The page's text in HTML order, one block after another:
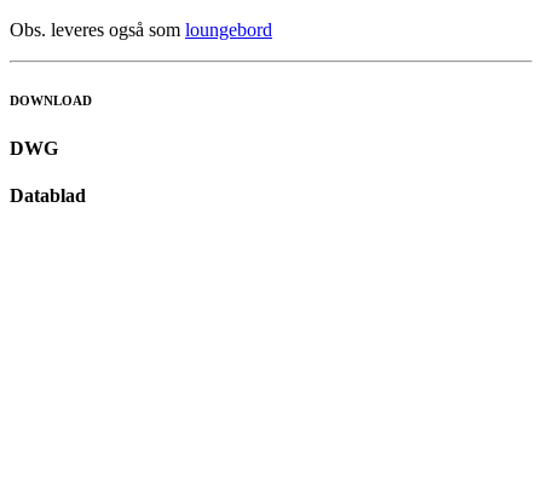
Obs. leveres også som loungebord
DOWNLOAD
DWG
Datablad